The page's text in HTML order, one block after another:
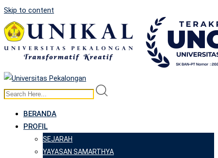
Skip to content
BERANDA
PROFIL
SEJARAH
YAYASAN SAMARTHYA